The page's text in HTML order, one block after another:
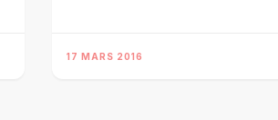
17 MARS 2016